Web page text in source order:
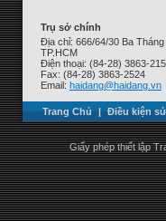
Trụ sở chính
Địa chỉ: 666/64/30 Ba
TP.HCM
Điện thoại: (84-28) 3863-
Fax: (84-28) 3863-2524
Email: haidang@haidang.vn
Trang Chủ | Điều kiện
Giấy phép thiết lập